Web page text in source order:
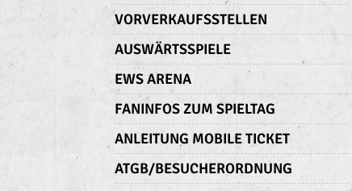
VORVERKAUFSSTELLEN
AUSWÄRTSSPIELE
EWS ARENA
FANINFOS ZUM SPIELTAG
ANLEITUNG MOBILE TICKET
ATGB/BESUCHERORDNUNG